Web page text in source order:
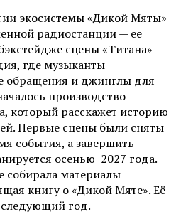
экосистемы «Дикой Мяты»
радиостанции — ее
сцены «Титана»
где музыканты
обращения и джинглы для
производство
который расскажет историю
Первые сцены были сняты
события, а завершить
осенью 2027 года.
собирала материалы
книгу о «Дикой Мяте». Её
год.